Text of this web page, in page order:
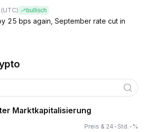
(UTC) bullisch
25 bps again, September rate cut in
Marktkapitalisierung
Preis & 24-Std.-%